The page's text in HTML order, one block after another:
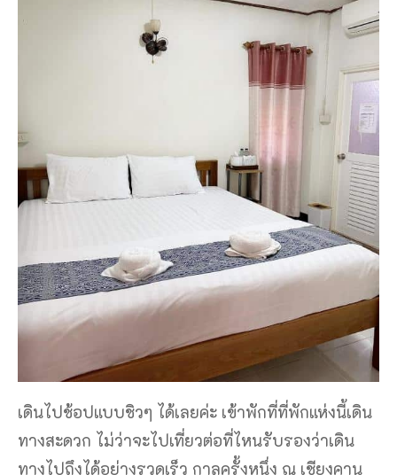
เดินไปช้อปแบบชิวๆ ได้เลยค่ะ เข้าพักที่ที่พักแห่งนี้เดิน
ทางสะดวก ไม่ว่าจะไปเที่ยวต่อที่ไหนรับรองว่าเดิน
ทางไปถึงได้อย่างรวดเร็ว กาลครั้งหนึ่ง ณ เชียงคาน